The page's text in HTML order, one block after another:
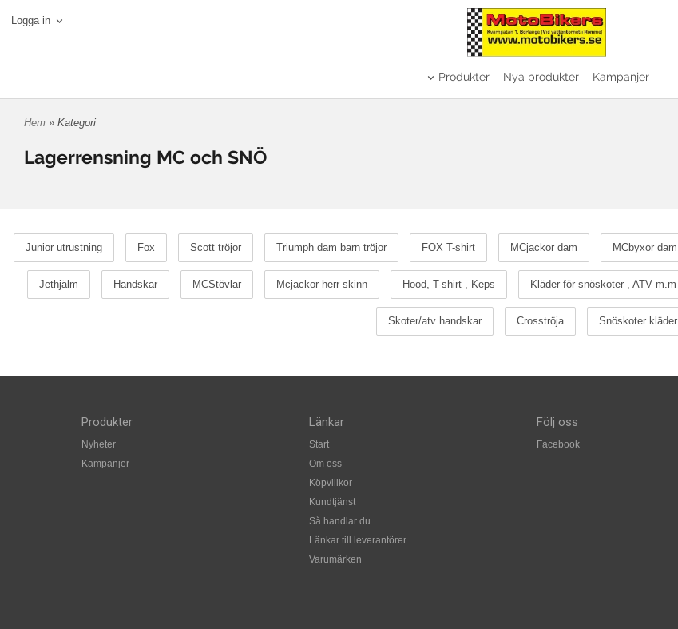
Logga in
Produkter Nya produkter Kampanjer
Hem » Kategori
Lagerrensning MC och SNÖ
Junior utrustning Fox Scott tröjor Triumph dam barn tröjor FOX T-shirt MCjackor dam MCbyxor dam
Jethjälm Handskar MCStövlar Mcjackor herr skinn Hood, T-shirt , Keps Kläder för snöskoter , ATV m.m
Skoter/atv handskar Crosströja Snöskoter kläder
Produkter
Nyheter
Kampanjer
Länkar
Start
Om oss
Köpvillkor
Kundtjänst
Så handlar du
Länkar till leverantörer
Varumärken
Följ oss
Facebook